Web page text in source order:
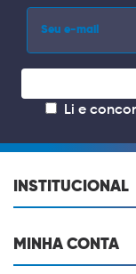
Li e
INSTITUCIONAL
MINHA CONTA